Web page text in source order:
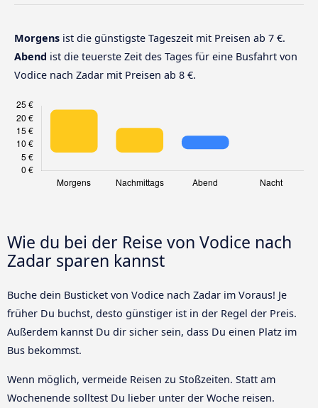
Morgens ist die günstigste Tageszeit mit Preisen ab 7 €.
Abend ist die teuerste Zeit des Tages für eine Busfahrt von
Vodice nach Zadar mit Preisen ab 8 €.
Wie du bei der Reise von Vodice nach
Zadar sparen kannst
Buche dein Busticket von Vodice nach Zadar im Voraus! Je
früher Du buchst, desto günstiger ist in der Regel der Preis.
Außerdem kannst Du dir sicher sein, dass Du einen Platz im
Bus bekommst.
Wenn möglich, vermeide Reisen zu Stoßzeiten. Statt am
Wochenende solltest Du lieber unter der Woche reisen.